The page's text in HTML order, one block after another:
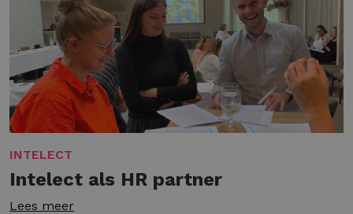
INTELECT
Intelect als HR partner
Lees meer